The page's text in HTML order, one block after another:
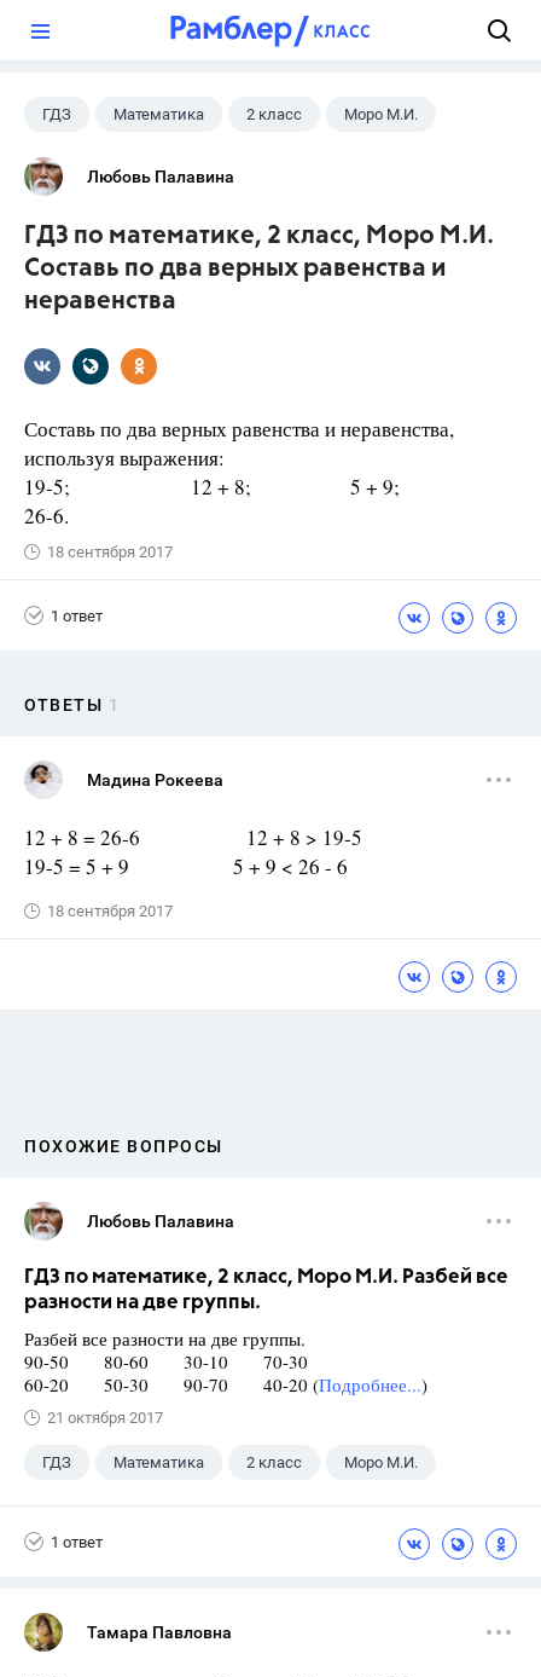
ГДЗ Математика 2 класс Моро М.И.
Любовь Палавина
ГДЗ по математике, 2 класс, Моро М.И.
Составь по два верных равенства и
неравенства
Составь по два верных равенства и неравенства,
используя выражения:
19-5; 12 + 8; 5 + 9;
26-6.
18 сентября 2017
1 ответ
ОТВЕТЫ 1
Мадина Рокеева
12 + 8 = 26-6 12 + 8 > 19-5
19-5 = 5 + 9 5 + 9 < 26 - 6
18 сентября 2017
ПОХОЖИЕ ВОПРОСЫ
Любовь Палавина
ГДЗ по математике, 2 класс, Моро М.И. Разбей все
разности на две группы.
Разбей все разности на две группы.
90-50 80-60 30-10 70-30
60-20 50-30 90-70 40-20 (Подробнее...)
21 октября 2017
ГДЗ Математика 2 класс Моро М.И.
1 ответ
Тамара Павловна